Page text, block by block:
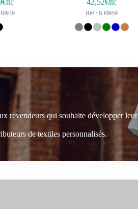
€ttc
42,52€ttc
Réf : KI0959
revendeurs qui souhaite développer leur
de textiles personnalisés.